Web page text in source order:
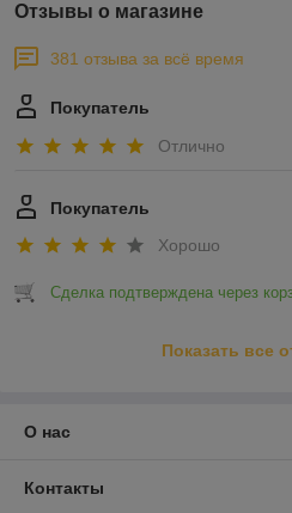
Отзывы о магазине
381 отзыва за всё время
Покупатель
Отлично
Покупатель
Хорошо
Сделка подтверждена через
Показать все
О нас
Контакты